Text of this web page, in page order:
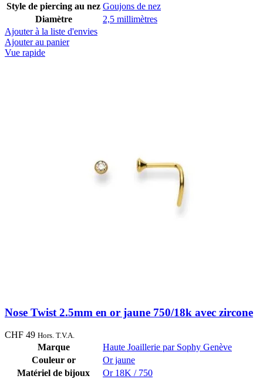
Style de piercing au nez Goujons de nez
Diamètre
2,5 millimètres
Ajouter à la liste d'envies
Ajouter au panier
Vue rapide
Nose Twist 2.5mm en or jaune 750/18k avec zircone
CHF 49 Hors. T.V.A.
Marque
Haute Joaillerie par Sophy Genève
Couleur or
Or jaune
Matériel de bijoux
Or 18K / 750